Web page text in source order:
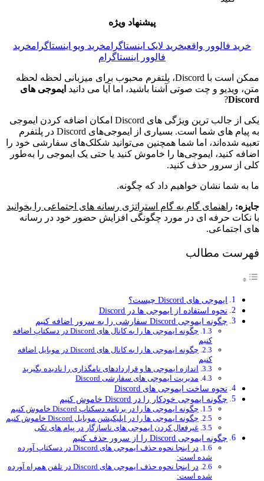
پیشنهاد ویژه
خرید فالوور واقعیخرید لایک اینستاگرامخرید ویو اینستاگرامخرید
فالوور اینستاگرام
ممکن است با Discord، پلتفرم محبوب برای میزبانی لحظه لحظه
متن، ویدیو و چت صوتی آشنا باشید، اما آیا می دانید ایموجی های
Discord
?
یکی از جالب ترین ویژگی های Discord امکان اضافه کردن ایموجی
به پیام های شما است. بسیاری از ایموجی‌های Discord در پلتفرم
تعبیه شده‌اند، اما شما همچنین می‌توانید شکلک‌های سفارشی خود را
اضافه کنید، ایموجی‌ها را خاموش کنید یا حتی یک ایموجی را به‌طور
کلی از سرور حذف کنید.
ما به شما نشان خواهیم داد که چگونه.
جایزه: راهنمای گام به گام استراتژی رسانه های اجتماعی را بخوانید
با نکات حرفه ای در مورد چگونگی افزایش حضور خود در رسانه
های اجتماعی.
فهرست مطالب
ایموجی های Discord چیست؟
نحوه استفاده از ایموجی ها در Discord
چگونه ایموجی Discord سفارشی را به سرور اضافه کنیم
چگونه ایموجی ها را به کانال های Discord در دسکتاپ اضافه
کنیم
چگونه ایموجی ها را به کانال های Discord در موبایل اضافه
کنیم
اندازه ایموجی ها و قراردادهای نامگذاری را نادیده بگیرید
مدیریت ایموجی های سفارشی Discord
نحوه ساخت ایموجی های Discord
چگونه ایموجی خودکار را در Discord خاموش کنیم
چگونه ایموجی ها را در برنامه دسکتاپ Discord خاموش کنیم
چگونه ایموجی ها را در اپلیکیشن موبایل Discord خاموش کنیم
غیرفعال کردن ایموجی های ناسازگار در پیام های تکی
چگونه ایموجی Discord را از سرور حذف کنیم
در اینجا نحوه حذف ایموجی های Discord در دسکتاپ آورده
شده است:
در اینجا نحوه حذف ایموجی های Discord در تلفن همراه آورده
شده است: